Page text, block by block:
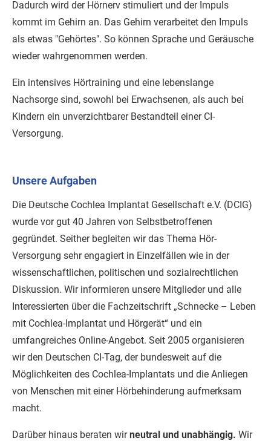
Dadurch wird der Hörnerv stimuliert und der Impuls
kommt im Gehirn an. Das Gehirn verarbeitet den Impuls
als etwas "Gehörtes". So können Sprache und Geräusche
wieder wahrgenommen werden.
Ein intensives Hörtraining und eine lebenslange
Nachsorge sind, sowohl bei Erwachsenen, als auch bei
Kindern ein unverzichtbarer Bestandteil einer CI-
Versorgung.
Unsere Aufgaben
Die Deutsche Cochlea Implantat Gesellschaft e.V. (DCIG)
wurde vor gut 40 Jahren von Selbstbetroffenen
gegründet. Seither begleiten wir das Thema Hör-
Versorgung sehr engagiert in Einzelfällen wie in der
wissenschaftlichen, politischen und sozialrechtlichen
Diskussion. Wir informieren unsere Mitglieder und alle
Interessierten über die Fachzeitschrift „Schnecke – Leben
mit Cochlea-Implantat und Hörgerät“ und ein
umfangreiches Online-Angebot. Seit 2005 organisieren
wir den Deutschen CI-Tag, der bundesweit auf die
Möglichkeiten des Cochlea-Implantats und die Anliegen
von Menschen mit einer Hörbehinderung aufmerksam
macht.
Darüber hinaus beraten wirneutral und unabhängig. Wir